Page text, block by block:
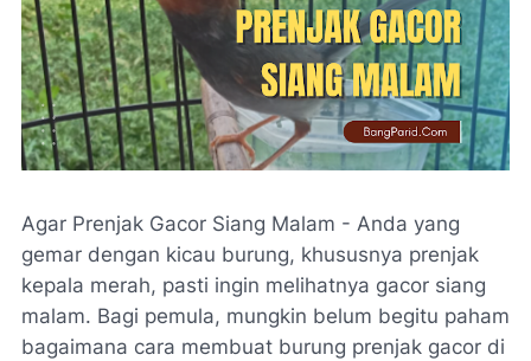
Agar Prenjak Gacor Siang Malam - Anda yang
gemar dengan kicau burung, khususnya prenjak
kepala merah, pasti ingin melihatnya gacor siang
malam. Bagi pemula, mungkin belum begitu paham
bagaimana cara membuat burung prenjak gacor di